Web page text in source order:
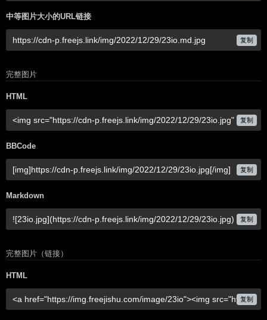
中等图片大小的URL链接
复制
完整图片
HTML
复制
BBCode
复制
Markdown
复制
完整图片（链接）
HTML
复制